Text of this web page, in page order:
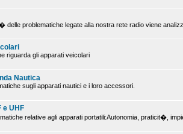
delle problematiche legate alla nostra rete radio viene
riguarda gli apparati veicolari
Nautica
sugli apparati nautici e i loro accessori.
e UHF
relative agli apparati portatili:Autonomia, praticit�,